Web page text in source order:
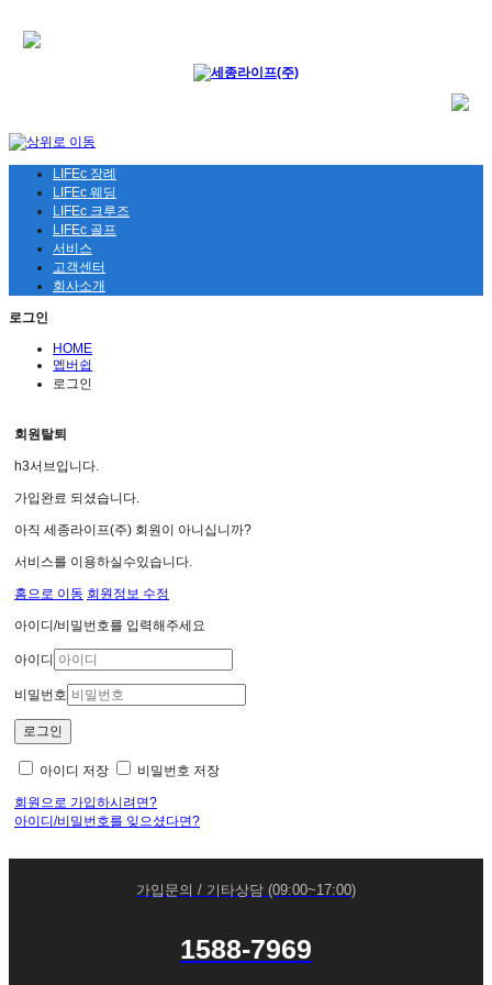
LIFEc 장례
LIFEc 웨딩
LIFEc 크루즈
LIFEc 골프
서비스
고객센터
회사소개
로그인
HOME
멥버쉽
로그인
회원탈퇴
h3서브입니다.
가입완료 되셨습니다.
아직 세종라이프(주) 회원이 아니십니까?
서비스를 이용하실수있습니다.
홈으로 이동 회원정보 수정
아이디/비밀번호를 입력해주세요
아이디
비밀번호
아이디 저장 비밀번호 저장
회원으로 가입하시려면?
아이디/비밀번호를 잊으셨다면?
가입문의 / 기타상담 (09:00~17:00)
1588-7969